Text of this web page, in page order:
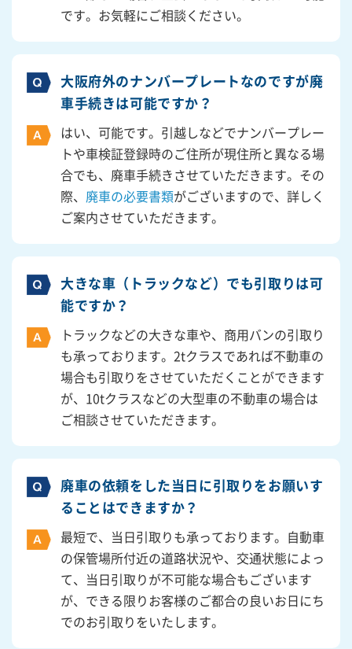
です。お気軽にご相談ください。
大阪府外のナンバープレートなのですが廃
車手続きは可能ですか？
はい、可能です。引越しなどでナンバープレー
トや車検証登録時のご住所が現住所と異なる場
合でも、廃車手続きさせていただきます。その
際、 廃車の必要書類がございますので、詳しく
ご案内させていただきます。
大きな車（トラックなど）でも引取りは可
能ですか？
トラックなどの大きな車や、商用バンの引取り
も承っております。2tクラスであれば不動車の
場合も引取りをさせていただくことができます
が、10tクラスなどの大型車の不動車の場合は
ご相談させていただきます。
廃車の依頼をした当日に引取りをお願いす
ることはできますか？
最短で、当日引取りも承っております。自動車
の保管場所付近の道路状況や、交通状態によっ
て、当日引取りが不可能な場合もございます
が、できる限りお客様のご都合の良いお日にち
でのお引取りをいたします。